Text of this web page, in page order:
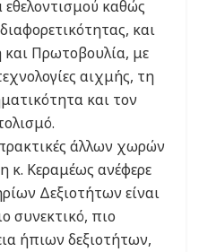
καθώς
και
Πρωτοβουλία, με
αιχμής, τη
και τον
άλλων χωρών
κ. Κεραμέως ανέφερε
Δεξιοτήτων είναι
συνεκτικό, πιο
ήπιων δεξιοτήτων,